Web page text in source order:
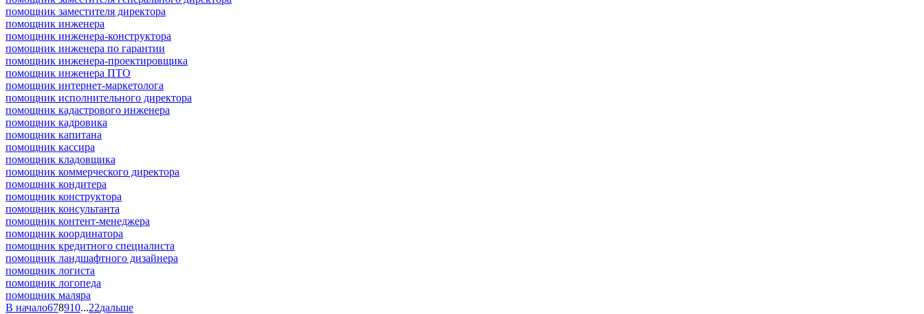
помощник заместителя директора
помощник инженера
помощник инженера-конструктора
помощник инженера по гарантии
помощник инженера-проектировщика
помощник инженера ПТО
помощник интернет-маркетолога
помощник исполнительного директора
помощник кадастрового инженера
помощник кадровика
помощник капитана
помощник кассира
помощник кладовщика
помощник коммерческого директора
помощник кондитера
помощник конструктора
помощник консультанта
помощник контент-менеджера
помощник координатора
помощник кредитного специалиста
помощник ландшафтного дизайнера
помощник логиста
помощник логопеда
помощник маляра
В начало678910...22дальше